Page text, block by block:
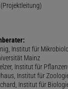
Institut für
Mainz
Institut für
Institut für
Institut für